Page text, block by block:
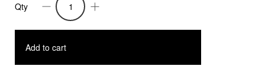
Short
maillot
Qty
Add to cart